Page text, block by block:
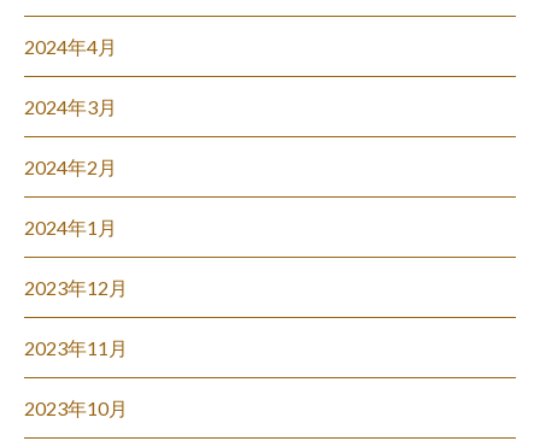
2024年4月
2024年3月
2024年2月
2024年1月
2023年12月
2023年11月
2023年10月